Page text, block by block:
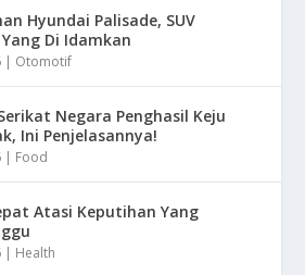
Hyundai Palisade, SUV
Di Idamkan
| Otomotif
Negara Penghasil Keju
Ini Penjelasannya!
| Food
Atasi Keputihan Yang
| Health